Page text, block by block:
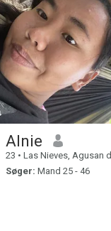
Alnie
23 • Las Nieves, Agusan del Norte, Filippinerne
Søger: Mand 25 - 46